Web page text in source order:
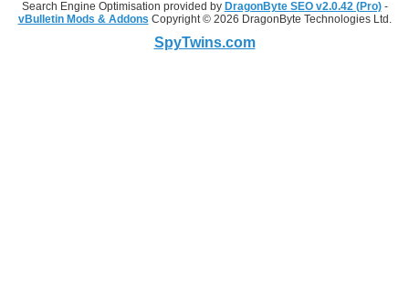
Search Engine Optimisation provided by DragonByte SEO v2.0.42 (Pro)-
vBulletin Mods & Addons Copyright © 2026 DragonByte Technologies Ltd.
SpyTwins.com